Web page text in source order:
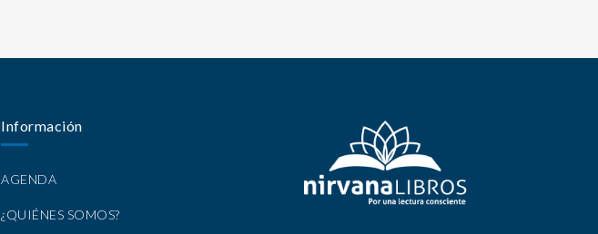
Información
AGENDA
¿QUIÉNES SOMOS?